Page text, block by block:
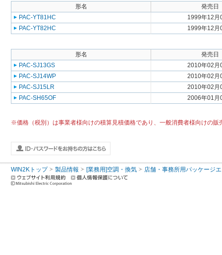
形名
発売日
PAC-YT81HC
1999年12月
PAC-YT82HC
1999年12月
形名
発売日
PAC-SJ13GS
2010年02月
PAC-SJ14WP
2010年02月
PAC-SJ15LR
2010年02月
PAC-SH65OF
2006年01月
※価格（税別）は事業者様向けの積算見積価格であり、一般消費者様向けの販
WIN2Kトップ 製品情報 [業務用]空調・換気 店舗・事務所用パッケージ